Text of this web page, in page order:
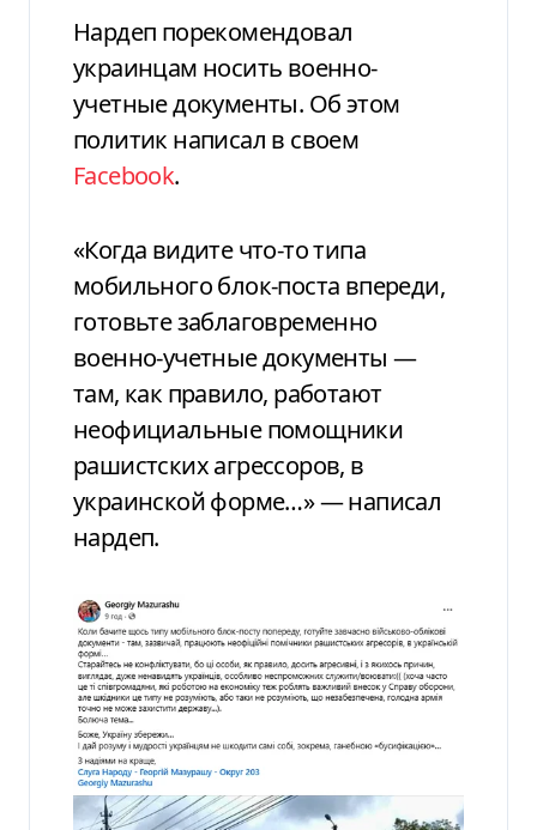
Нардеп порекомендовал
украинцам носить военно-
учетные документы. Об этом
политик написал в своем
Facebook.
«Когда видите что-то типа
мобильного блок-поста впереди,
готовьте заблаговременно
военно-учетные документы —
там, как правило, работают
неофициальные помощники
рашистских агрессоров, в
украинской форме…» — написал
нардеп.